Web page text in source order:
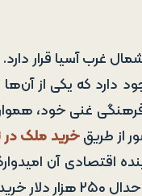
غرب آسیا قرار دارد.
دارد که یکی از
غنی خود،
از طریقخرید ملک در
اقتصادی آن
نمایید.